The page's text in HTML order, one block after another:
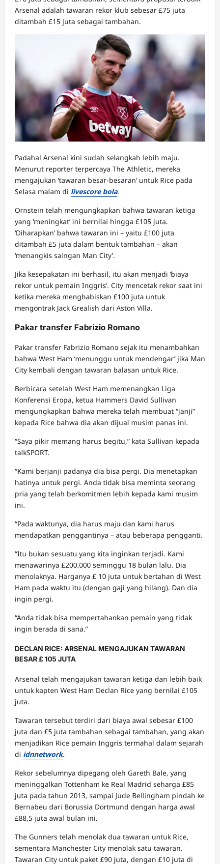
Arsenal adalah tawaran rekor klub sebesar £75 juta
ditambah £15 juta sebagai tambahan.
Padahal Arsenal kini sudah selangkah lebih maju.
Menurut reporter terpercaya The Athletic, mereka
mengajukan ‘tawaran besar-besaran’ untuk Rice pada
Selasa malam di livescore bola.
Ornstein telah mengungkapkan bahwa tawaran ketiga
yang ‘meningkat’ ini bernilai hingga £105 juta.
‘Diharapkan’ bahwa tawaran ini – yaitu £100 juta
ditambah £5 juta dalam bentuk tambahan – akan
‘menangkis saingan Man City’.
Jika kesepakatan ini berhasil, itu akan menjadi ‘biaya
rekor untuk pemain Inggris’. City mencetak rekor saat ini
ketika mereka menghabiskan £100 juta untuk
mengontrak Jack Grealish dari Aston Villa.
Pakar transfer Fabrizio Romano
Pakar transfer Fabrizio Romano sejak itu menambahkan
bahwa West Ham ‘menunggu untuk mendengar’ jika Man
City kembali dengan tawaran balasan untuk Rice.
Berbicara setelah West Ham memenangkan Liga
Konferensi Eropa, ketua Hammers David Sullivan
mengungkapkan bahwa mereka telah membuat “janji”
kepada Rice bahwa dia akan dijual musim panas ini.
“Saya pikir memang harus begitu,” kata Sullivan kepada
talkSPORT.
“Kami berjanji padanya dia bisa pergi. Dia menetapkan
hatinya untuk pergi. Anda tidak bisa meminta seorang
pria yang telah berkomitmen lebih kepada kami musim
ini.
“Pada waktunya, dia harus maju dan kami harus
mendapatkan penggantinya – atau beberapa pengganti.
“Itu bukan sesuatu yang kita inginkan terjadi. Kami
menawarinya £200.000 seminggu 18 bulan lalu. Dia
menolaknya. Harganya £ 10 juta untuk bertahan di West
Ham pada waktu itu (dengan gaji yang hilang). Dan dia
ingin pergi.
“Anda tidak bisa mempertahankan pemain yang tidak
ingin berada di sana.”
DECLAN RICE: ARSENAL MENGAJUKAN TAWARAN
BESAR £ 105 JUTA
Arsenal telah mengajukan tawaran ketiga dan lebih baik
untuk kapten West Ham Declan Rice yang bernilai £105
juta.
Tawaran tersebut terdiri dari biaya awal sebesar £100
juta dan £5 juta tambahan sebagai tambahan, yang akan
menjadikan Rice pemain Inggris termahal dalam sejarah
di idnnetwork.
Rekor sebelumnya dipegang oleh Gareth Bale, yang
meninggalkan Tottenham ke Real Madrid seharga £85
juta pada tahun 2013, sampai Jude Bellingham pindah ke
Bernabeu dari Borussia Dortmund dengan harga awal
£88,5 juta awal bulan ini.
The Gunners telah menolak dua tawaran untuk Rice,
sementara Manchester City menolak satu tawaran.
Tawaran City untuk paket £90 juta, dengan £10 juta di